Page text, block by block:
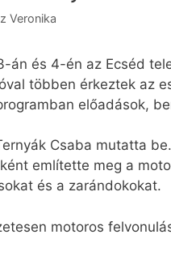
Veronika
án és 4-én az Ecséd
többen érkeztek az
előadások,
Csaba mutatta
említette meg a
és a zarándokokat.
motoros